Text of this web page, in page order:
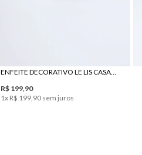
ENFEITE DECORATIVO LE LIS CASA PEÃO II
R$ 199, 90
1x R$ 199, 90sem juros